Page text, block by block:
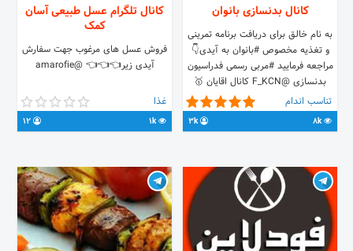
کانال بدنسازی بانوان
به نام خالق برای دریافت برنامه تمرینی
و تغذیه مخصوص #بانوان به آیدی👇
مراجعه فرمایید #مربی رسمی فدراسیون
بدنسازی @F_KCN کانال اقایان 🥇
@Fit_P #کانال_مکمل_فروشی
@IR_KCN تغییرات شاگردان @a002t
ادمین: @a_1374n
تناسب اندام
8k
3k
کانال تلگرام عسل طبیعی آسان
کمک
فروش عسل های مرغوب جهت سفارش
آیدی زیر👈👈👈 @amarofie
غذا
1k